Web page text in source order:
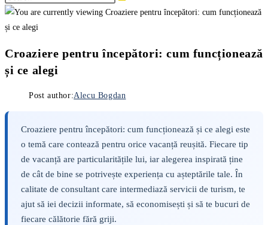
Croaziere pentru începători: cum funcționează
și ce alegi
Post author:Alecu Bogdan
Croaziere pentru începători: cum funcționează și ce alegi este
o temă care contează pentru orice vacanță reușită. Fiecare tip
de vacanță are particularitățile lui, iar alegerea inspirată ține
de cât de bine se potrivește experiența cu așteptările tale. În
calitate de consultant care intermediază servicii de turism, te
ajut să iei decizii informate, să economisești și să te bucuri de
fiecare călătorie fără griji.